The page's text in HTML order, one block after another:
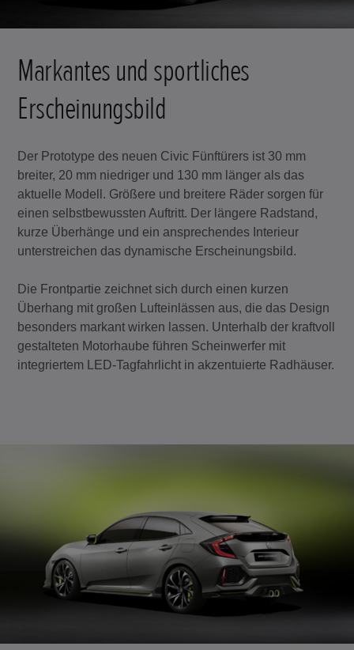
Markantes und sportliches
Erscheinungsbild
Der Prototype des neuen Civic Fünftürers ist 30 mm
breiter, 20 mm niedriger und 130 mm länger als das
aktuelle Modell. Größere und breitere Räder sorgen für
einen selbstbewussten Auftritt. Der längere Radstand,
kurze Überhänge und ein ansprechendes Interieur
unterstreichen das dynamische Erscheinungsbild.
Die Frontpartie zeichnet sich durch einen kurzen
Überhang mit großen Lufteinlässen aus, die das Design
besonders markant wirken lassen. Unterhalb der kraftvoll
gestalteten Motorhaube führen Scheinwerfer mit
integriertem LED-Tagfahrlicht in akzentuierte Radhäuser.